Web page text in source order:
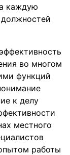
каждую
во многом
функций
к делу
местного
работы